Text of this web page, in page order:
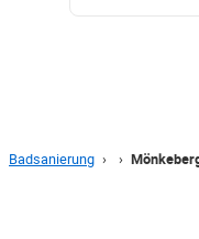
Badsanierung › ›